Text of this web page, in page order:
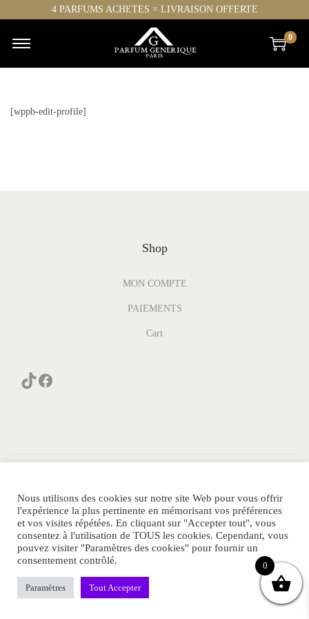
4 PARFUMS ACHETES = LIVRAISON OFFERTE
0
[wppb-edit-profile]
Shop
MON COMPTE
PAIEMENTS
Cart
Notre avis Parfum Generique
Sitemap
Contact
MENTIONS LEGALES
FAQ Blog
Nous utilisons des cookies sur notre site Web pour vous offrir
l'expérience la plus pertinente en mémorisant vos préférences
et vos visites répétées. En cliquant sur "Accepter tout", vous
consentez à l'utilisation de TOUS les cookies. Cependant, vous
pouvez visiter "Paramètres des cookies" pour fournir un
consentement contrôlé.
Paramètres Tout Accepter
0